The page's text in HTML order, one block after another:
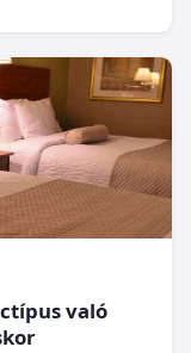
való